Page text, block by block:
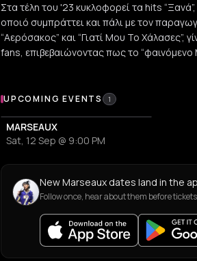
Στα τέλη του '23 κυκλοφορεί τα hits
οποιό συμπράττει και πάλι με τον
“Αερόσακος” και “Γιατί Μου Το Χάλασες”,
fans, επιβεβαιώνοντας πως το “φαινόμενο
Upcoming Events
UPCOMING EVENTS 1
MARSEAUX
Sat, 12 Sep @ 9:00 PM
New Marseaux dates land in the
Follow once, hear about them before